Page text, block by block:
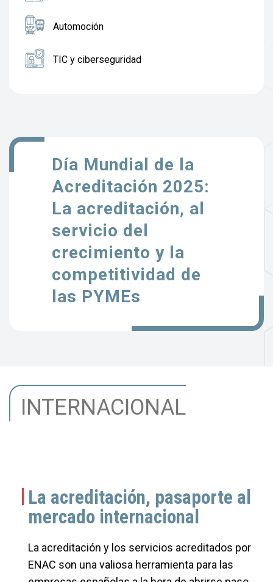
Automoción
TIC y ciberseguridad
Día Mundial de la
Acreditación 2025:
La acreditación, al
servicio del
crecimiento y la
competitividad de
las PYMEs
INTERNACIONAL
La acreditación, pasaporte al
mercado internacional
La acreditación y los servicios acreditados por
ENAC son una valiosa herramienta para las